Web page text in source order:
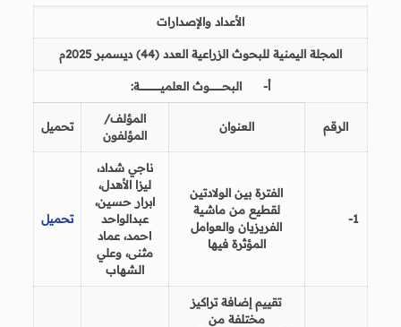
الأعداد والإصدارات
المجلة اليمنية للبحوث الزراعيةالعدد (44) ديسمبر 2025م
‌أ-البحــــــــــــــوث العلميـــــــــــــــــــــــة:
الرقم العنوان
المؤلف/
المؤلفون
تحميل
1-
الفترة بين الولادتين
لقطيع من ماشية
الفريزيان والعوامل
المؤثرة فيها
ناجي شداد،
ليزا الأهدل،
ابرار حسين،
عبدالواحد
احمد، عماد
مثنى، وعلي
الشهاب
تحميل
تقييم إضافة تراكيز
مختلفة من